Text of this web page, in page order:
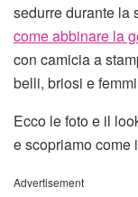
sedurre durante la
come abbinare la
con camicia a
belli, briosi e
Ecco le foto e il
e scopriamo come
Advertisement